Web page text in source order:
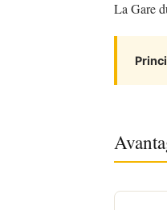
La Gare